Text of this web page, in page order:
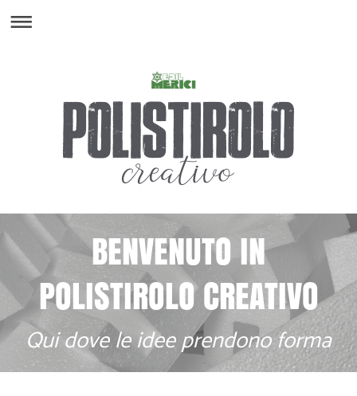
BENVENUTO IN
POLISTIROLO CREATIVO
Qui dove le idee prendono forma